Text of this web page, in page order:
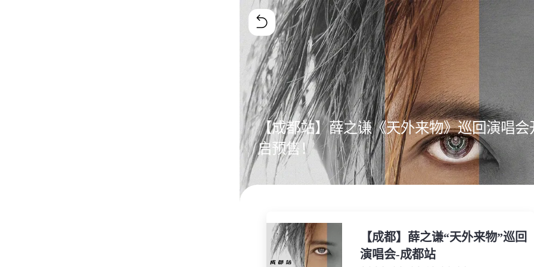
【成都站】薛之谦《天外来物》巡回演唱会
启预售！
【成都】薛之谦“天外来物”巡回
演唱会-成都站